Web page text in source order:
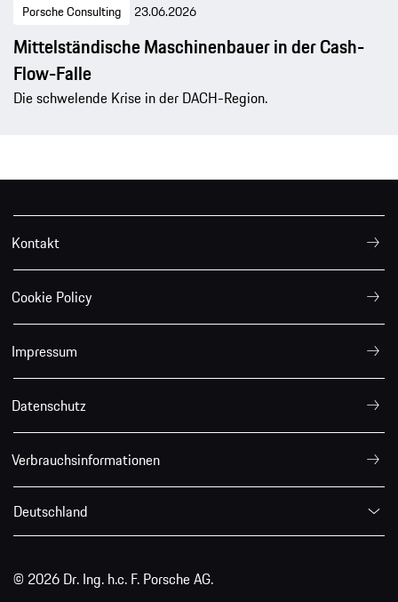
Porsche Consulting 23.06.2026
Mittelständische Maschinenbauer in der Cash-
Flow-Falle
Die schwelende Krise in der DACH-Region.
Kontakt
Cookie Policy
Impressum
Datenschutz
Verbrauchsinformationen
Deutschland
© 2026 Dr. Ing. h.c. F. Porsche AG.